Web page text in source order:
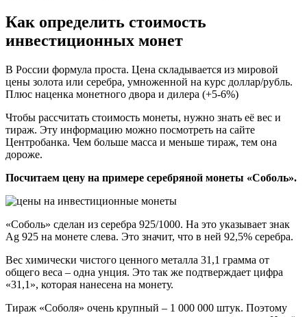
Как определить стоимость
инвестиционных монет
В России формула проста. Цена складывается из мировой
цены золота или серебра, умноженной на курс доллар/рубль.
Плюс наценка монетного двора и дилера (+5-6%)
Чтобы рассчитать стоимость монеты, нужно знать её вес и
тираж. Эту информацию можно посмотреть на сайте
Центробанка. Чем больше масса и меньше тираж, тем она
дороже.
Посчитаем цену на примере серебряной монеты «Соболь».
«Соболь» сделан из серебра 925/1000. На это указывает знак
Ag 925 на монете слева. Это значит, что в ней 92,5% серебра.
Вес химически чистого ценного металла 31,1 грамма от
общего веса – одна унция. Это так же подтверждает цифра
«31,1», которая нанесена на монету.
Тираж «Соболя» очень крупный – 1 000 000 штук. Поэтому